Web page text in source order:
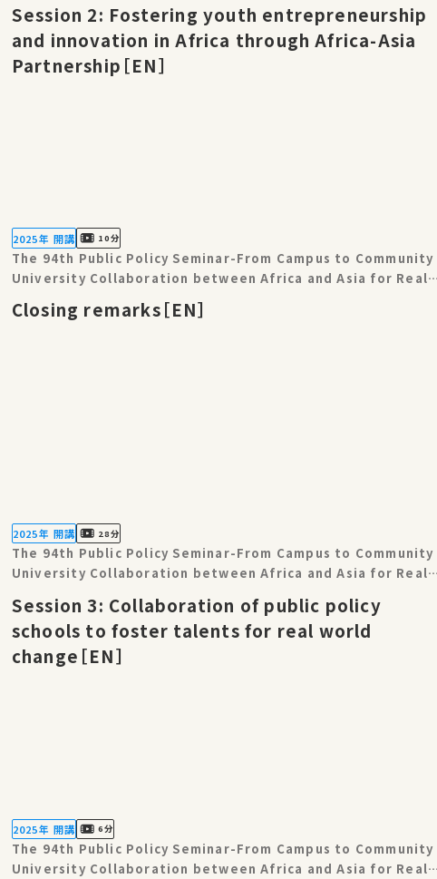
Session 2: Fostering youth entrepreneurship
and innovation in Africa through Africa-Asia
Partnership［EN］
2025年 開講 10分
The 94th Public Policy Seminar-From Campus to Community
University Collaboration between Africa and Asia for Real-
World Change: TICAD 9 Partnership Project
Closing remarks［EN］
2025年 開講 28分
The 94th Public Policy Seminar-From Campus to Community
University Collaboration between Africa and Asia for Real-
Session 3: Collaboration of public policy
schools to foster talents for real world
change［EN］
2025年 開講 6分
The 94th Public Policy Seminar-From Campus to Community
University Collaboration between Africa and Asia for Real-